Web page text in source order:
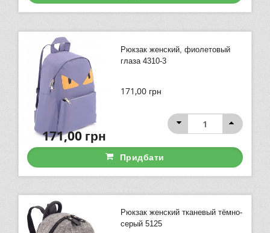
Рюкзак женский, фиолетовый
глаза 4310-3
171,00 грн
171,00грн
Придбати
Рюкзак женский тканевый тёмно-
серый 5125